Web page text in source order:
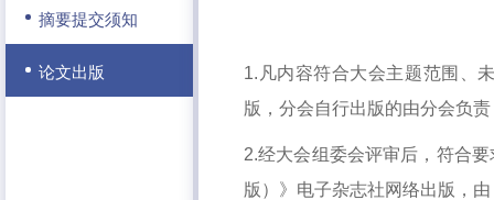
摘要提交须知
论文出版
1.凡内容符合大会主题范围、
版，分会自行出版的由分会负责
2.经大会组委会评审后，符合
版）》电子杂志社网络出版，